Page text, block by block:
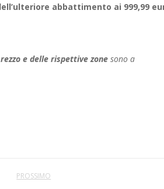
abbattimento ai 999,99
e delle rispettive zone sono a
PROSSIMO